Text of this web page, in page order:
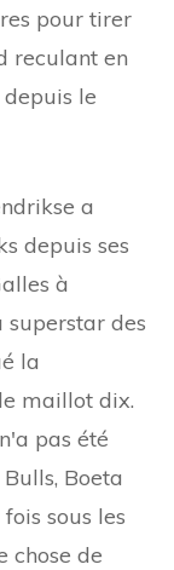
pour tirer
reculant en
le
a
depuis ses
à
des
la
maillot dix.
pas été
Boeta
sous les
chose de